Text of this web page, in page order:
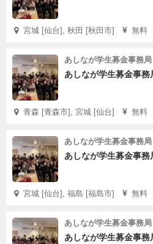
宮城 [仙台], 秋田 [秋田市] 無料
あしなが学生募金事務局
あしなが学生募金事務
青森 [青森市], 宮城 [仙台] 無料
あしなが学生募金事務局
あしなが学生募金事務
宮城 [仙台], 福島 [福島市] 無料
あしなが学生募金事務局
あしなが学生募金事務